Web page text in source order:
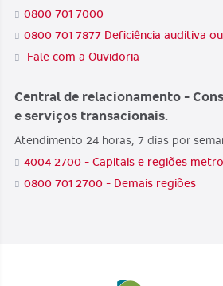
0800 701 7000
0800 701 7877 Deficiência auditiva
Fale com a Ouvidoria
Central de relacionamento -
e serviços transacionais.
Atendimento 24 horas, 7 dias por
4004 2700 - Capitais e regiões
0800 701 2700 - Demais regiões